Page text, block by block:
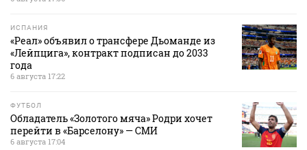
ИСПАНИЯ
«Реал» объявил о трансфере Дьоманде из
«Лейпцига», контракт подписан до 2033
года
6 августа 17:22
ФУТБОЛ
Обладатель «Золотого мяча» Родри хочет
перейти в «Барселону» — СМИ
6 августа 17:04